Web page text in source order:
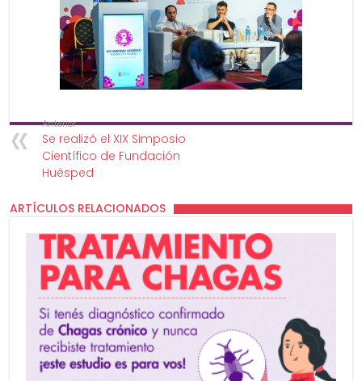
Anterior
Se realizó el XIX Simposio
Científico de Fundación
Huésped
ARTÍCULOS RELACIONADOS